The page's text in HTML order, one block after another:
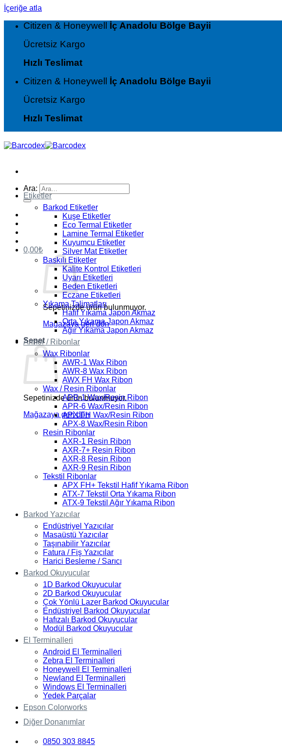
İçeriğe atla
Citizen & Honeywell İç Anadolu Bölge Bayii
Ücretsiz Kargo
Hızlı Teslimat
Citizen & Honeywell İç Anadolu Bölge Bayii
Ücretsiz Kargo
Hızlı Teslimat
Ara:
0,00₺
Sepetinizde ürün bulunmuyor.
Mağazaya geri dön
Sepet
Sepetinizde ürün bulunmuyor.
Mağazaya geri dön
Etiketler
Barkod Etiketler
Kuşe Etiketler
Eco Termal Etiketler
Lamine Termal Etiketler
Kuyumcu Etiketler
Silver Mat Etiketler
Baskılı Etiketler
Kalite Kontrol Etiketleri
Uyarı Etiketleri
Beden Etiketleri
Eczane Etiketleri
Yıkama Talimatları
Hafif Yıkama Japon Akmaz
Orta Yıkama Japon Akmaz
Ağır Yıkama Japon Akmaz
Armor / Ribonlar
Wax Ribonlar
AWR-1 Wax Ribon
AWR-8 Wax Ribon
AWX FH Wax Ribon
Wax / Resin Ribonlar
APR-1 Wax/Resin Ribon
APR-6 Wax/Resin Ribon
APX FH Wax/Resin Ribon
APX-8 Wax/Resin Ribon
Resin Ribonlar
AXR-1 Resin Ribon
AXR-7+ Resin Ribon
AXR-8 Resin Ribon
AXR-9 Resin Ribon
Tekstil Ribonlar
APX FH+ Tekstil Hafif Yıkama Ribon
ATX-7 Tekstil Orta Yıkama Ribon
ATX-9 Tekstil Ağır Yıkama Ribon
Barkod Yazıcılar
Endüstriyel Yazıcılar
Masaüstü Yazıcılar
Taşınabilir Yazıcılar
Fatura / Fiş Yazıcılar
Harici Besleme / Sarıcı
Barkod Okuyucular
1D Barkod Okuyucular
2D Barkod Okuyucular
Çok Yönlü Lazer Barkod Okuyucular
Endüstriyel Barkod Okuyucular
Hafızalı Barkod Okuyucular
Modül Barkod Okuyucular
El Terminalleri
Android El Terminalleri
Zebra El Terminalleri
Honeywell El Terminalleri
Newland El Terminalleri
Windows El Terminalleri
Yedek Parçalar
Epson Colorworks
Diğer Donanımlar
0850 303 8845